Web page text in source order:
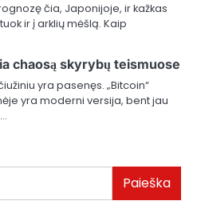
čia, Japonijoje, ir kažkas
ir į arklių mėšlą. Kaip
chaosą skyrybų teismuose
yra pasenęs. „Bitcoin“
yra moderni versija, bent jau
Paieška